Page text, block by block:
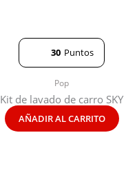
30 Puntos
Pop
Kit de lavado de carro SKY
AÑADIR AL CARRITO